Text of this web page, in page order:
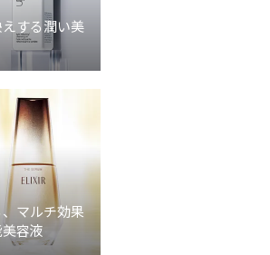
する潤い美
マルチ効果
容液